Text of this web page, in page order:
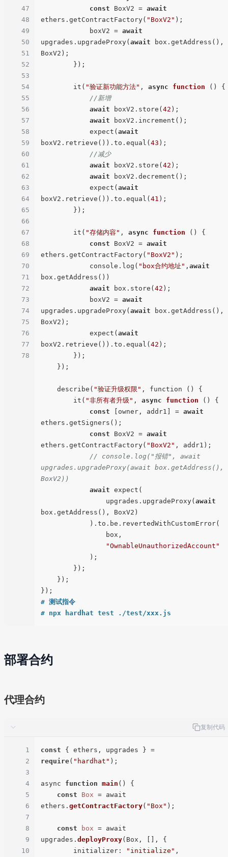
47
48
49
50
51
52
53
54
55
56
57
58
59
60
61
62
63
64
65
66
67
68
69
70
71
72
73
74
75
76
77
78
const BoxV2 = await
ethers.getContractFactory( "BoxV2" );
            boxV2 =
await
upgrades.upgradeProxy( await box.getAddress(),
BoxV2);
        it(
"验证新功能方法" , async function ()
{
//新增
await boxV2.store( 42 );
await boxV2.increment();
            expect(
await
boxV2.retrieve()).to.equal( 43 );
//减少
await boxV2.store( 42 );
await boxV2.decrement();
            expect(
await
boxV2.retrieve()).to.equal( 41 );
        it(
"存储内容" , async function ()
{
const BoxV2 = await
ethers.getContractFactory( "BoxV2" );
            console.log(
"box合约地址" , await
box.getAddress())
await box.store( 42 );
            boxV2 =
await
upgrades.upgradeProxy( await box.getAddress(),
BoxV2);
            expect(
await
boxV2.retrieve()).to.equal( 42 );
    describe(
"验证升级权限" , function () {
        it(
"非所有者升级" , async function ()
{
const [owner, addr1] = await
ethers.getSigners();
const BoxV2 = await
ethers.getContractFactory( "BoxV2" , addr1);
// console.log("报错", await
upgrades.upgradeProxy(await box.getAddress(),
BoxV2))
await expect(
                upgrades.upgradeProxy(
await
box.getAddress(), BoxV2)
"OwnableUnauthorizedAccount"
# 测试指令
# npx hardhat test ./test/xxx.js
部署合约
代理合约
复制代码
1
2
3
4
5
6
7
8
9
10
const
require( "hardhat" );
async function main ( ) {
const
Box = await
ethers. getContractFactory( "Box" );
const box = await
upgrades. deployProxy(Box, [], {
initializer : "initialize" ,